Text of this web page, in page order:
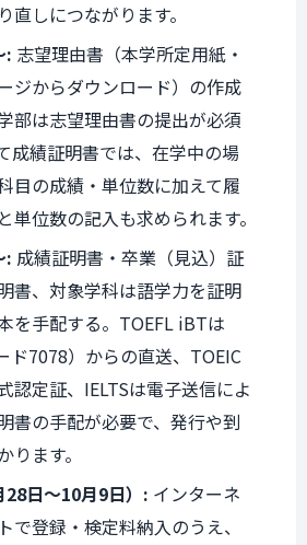
直しにつながります。
: 志望理由書（本学所定用紙・
ジからダウンロード）の作成
部は志望理由書の提出が必須
成績証明書では、在学中の場
目の成績・単位数に加えて履
単位数の記入も求められます。
: 成績証明書・卒業（見込）証
書、対象学科は語学力を証明
を手配する。TOEFL iBTは
ド7078）からの直送、TOEIC
認定証、IELTSは電子送信によ
書の手配が必要で、発行や到
ります。
28日〜10月9日）: インターネ
で登録・検定料納入のうえ、